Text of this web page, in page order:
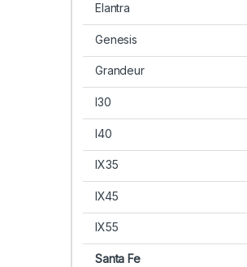
Elantra
Genesis
Grandeur
I30
I40
IX35
IX45
IX55
Santa Fe